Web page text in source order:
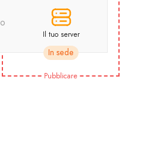
Pubblicare
o
Il tuo server
In sede